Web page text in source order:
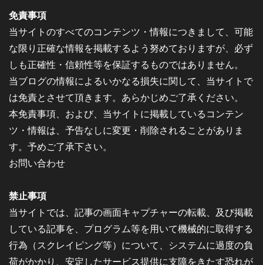
免責事項
当サイトのすべてのコンテンツ・情報につきまして、可能
な限り正確な情報を掲載するよう努めておりますが、必ず
しも正確性・信頼性等を保証するものではありません。
当ブログの情報によるいかなる損失に関して、当サイトで
は免責とさせて頂きます。あらかじめご了承ください。
本免責事項、および、当サイトに掲載しているコンテン
ツ・情報は、予告なしに変更・削除されることがありま
す。予めご了承下さい。
お問い合わせ
禁止事項
当サイトでは、記事の画面キャプチャーの転載、及び掲載
している記事を、プログラム等を用いて機械的に取得する
行為（スクレイピング等）について、システムに過度の負
荷がかかり、安定したサービス提供に支障をきたす恐れが